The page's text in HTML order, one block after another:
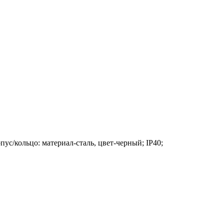
кольцо: материал-сталь, цвет-черный; IP40;